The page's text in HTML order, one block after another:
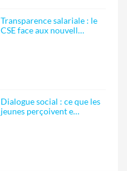
Transparence salariale : le
CSE face aux nouvell…
Dialogue social : ce que les
jeunes perçoivent e…